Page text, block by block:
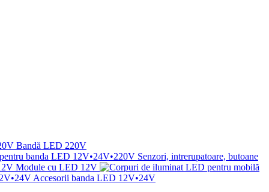
Bandă LED 220V
Senzori, intrerupatoare, butoane
Module cu LED 12V
Accesorii banda LED 12V•24V